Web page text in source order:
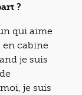
?
qui aime
en cabine
je suis
je suis